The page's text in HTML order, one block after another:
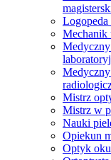
Mechanik
Medyczny
Medyczny
Mistrz
Mistrz w
Nauki
Opiekun
Optyk